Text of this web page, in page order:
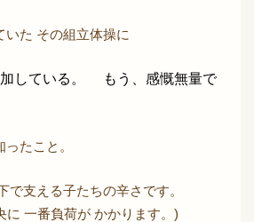
いた その組立体操に
加している。 もう、感慨無量で
たこと。
で支える子たちの辛さです。
に 一番負荷が かかります。)